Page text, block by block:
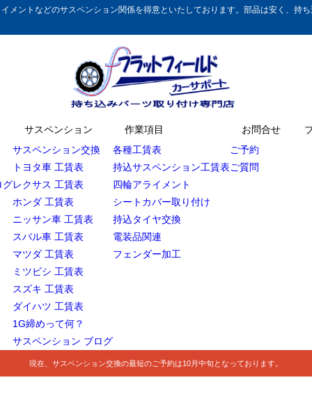
メントなどのサスペンション関係を得意といたしております。部品は安く、持
グ
サスペンション
サスペンション交換
トヨタ車 工賃表
レクサス 工賃表
ホンダ 工賃表
ニッサン車 工賃表
スバル車 工賃表
マツダ 工賃表
ミツビシ 工賃表
スズキ 工賃表
ダイハツ 工賃表
1G締めって何？
サスペンション ブログ
作業項目
各種工賃表
持込サスペンション工賃表
四輪アライメント
シートカバー取り付け
持込タイヤ交換
電装品関連
フェンダー加工
お問合せ
ご予約
ご質問
現在、サスペンション交換の最短のご予約は10月中旬となっております。